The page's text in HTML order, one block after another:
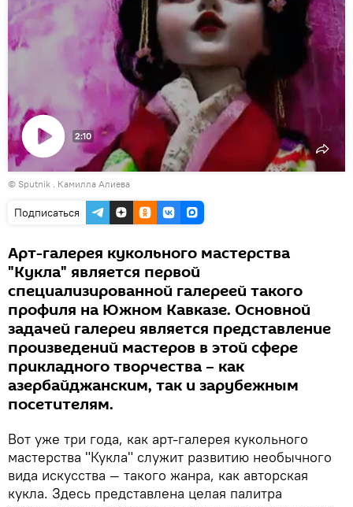
Воспроизвести
видео
2:10
© Sputnik . Камилла Алиева
Подписаться
Арт-галерея кукольного мастерства
"Кукла" является первой
специализированной галереей такого
профиля на Южном Кавказе. Основной
задачей галереи является представление
произведений мастеров в этой сфере
прикладного творчества – как
азербайджанским, так и зарубежным
посетителям.
Вот уже три года, как арт-галерея кукольного
мастерства "Кукла" служит развитию необычного
вида искусства — такого жанра, как авторская
кукла. Здесь представлена целая палитра